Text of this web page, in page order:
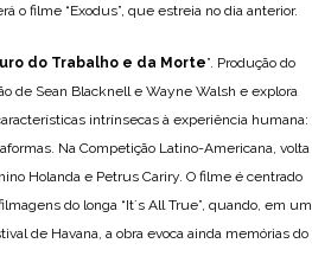
o filme “Exodus”, que estreia no dia anterior.
do Trabalho e da Morte”. Produção do
de Sean Blacknell e Wayne Walsh e explora
intrínsecas à experiência humana:
Na Competição Latino-Americana, volta
Holanda e Petrus Cariry. O filme é centrado
do longa “It´s All True”, quando, em um
de Havana, a obra evoca ainda memórias do